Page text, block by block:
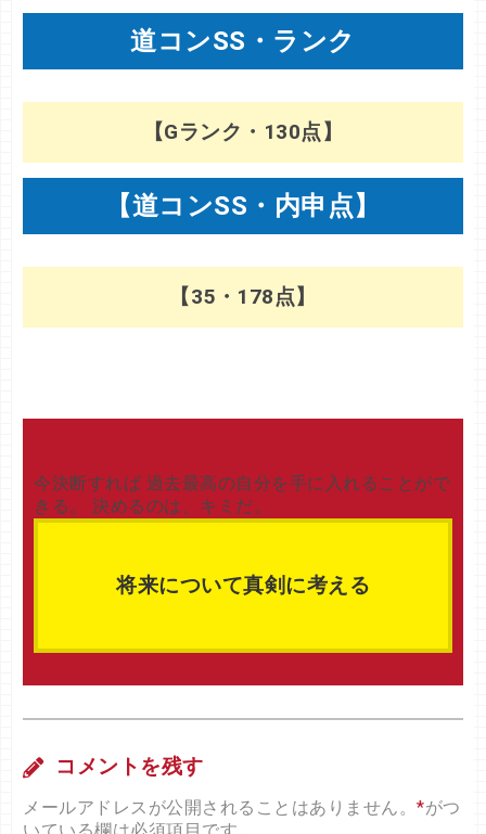
道コンSS・ランク
【Gランク・130点】
【道コンSS・内申点】
【35・178点】
今決断すれば 過去最高の自分を手に入れることがで
きる。 決めるのは、キミだ。
将来について真剣に考える
コメントを残す
メールアドレスが公開されることはありません。*がつ